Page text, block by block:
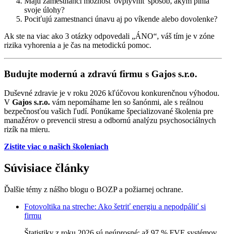
svoje úlohy?
Pociťujú zamestnanci únavu aj po víkende alebo dovolenke?
Ak ste na viac ako 3 otázky odpovedali „ÁNO“, váš tím je v zóne
rizika vyhorenia a je čas na metodickú pomoc.
Budujte modernú a zdravú firmu s Gajos s.r.o.
Duševné zdravie je v roku 2026 kľúčovou konkurenčnou výhodou.
V Gajos s.r.o. vám nepomáhame len so šanónmi, ale s reálnou
bezpečnosťou vašich ľudí. Ponúkame špecializované školenia pre
manažérov o prevencii stresu a odbornú analýzu psychosociálnych
rizík na mieru.
Zistite viac o našich školeniach
Súvisiace články
Ďalšie témy z nášho blogu o BOZP a požiarnej ochrane.
Fotovoltika na streche: Ako šetriť energiu a nepodpáliť si
firmu